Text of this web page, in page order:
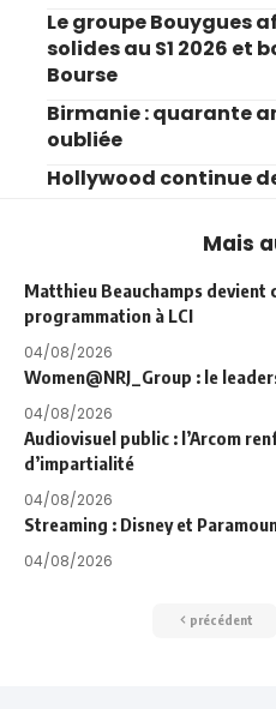
Le groupe Bouygues
solides au S1 2026 et
Bourse
Birmanie : quarante
oubliée
Hollywood continue
Mais
Matthieu Beauchamps devient
programmation à LCI
04/08/2026
Women@NRJ_Group : le
04/08/2026
Audiovisuel public : l’Arcom
d’impartialité
04/08/2026
Streaming : Disney et
04/08/2026
précédent